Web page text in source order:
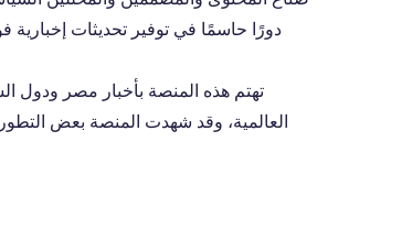
دورًا حاسمًا في توفير تحديثات إخبارية
تهتم هذه المنصة بأخبار مصر ودول
العالمية، وقد شهدت المنصة بعض